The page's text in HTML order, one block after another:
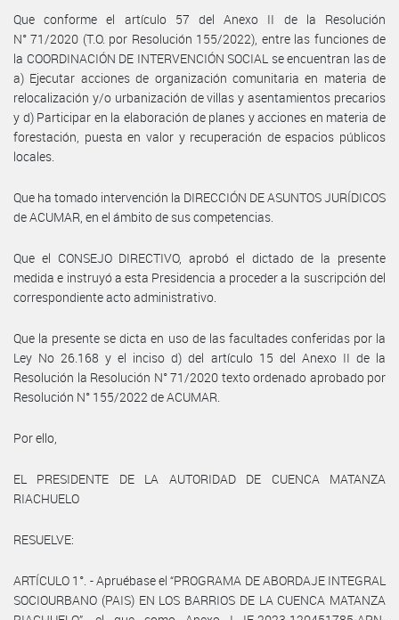
Que conforme el artículo 57 del Anexo II de la Resolución
N° 71/2020 (T.O. por Resolución 155/2022), entre las funciones de
la COORDINACIÓN DE INTERVENCIÓN SOCIAL se encuentran las de
a) Ejecutar acciones de organización comunitaria en materia de
relocalización y/o urbanización de villas y asentamientos precarios
y d) Participar en la elaboración de planes y acciones en materia de
forestación, puesta en valor y recuperación de espacios públicos
locales.
Que ha tomado intervención la DIRECCIÓN DE ASUNTOS JURÍDICOS
de ACUMAR, en el ámbito de sus competencias.
Que el CONSEJO DIRECTIVO, aprobó el dictado de la presente
medida e instruyó a esta Presidencia a proceder a la suscripción del
correspondiente acto administrativo.
Que la presente se dicta en uso de las facultades conferidas por la
Ley No 26.168 y el inciso d) del artículo 15 del Anexo II de la
Resolución la Resolución N° 71/2020 texto ordenado aprobado por
Resolución N° 155/2022 de ACUMAR.
Por ello,
EL PRESIDENTE DE LA AUTORIDAD DE CUENCA MATANZA
RIACHUELO
RESUELVE:
ARTÍCULO 1°. - Apruébase el “PROGRAMA DE ABORDAJE INTEGRAL
SOCIOURBANO (PAIS) EN LOS BARRIOS DE LA CUENCA MATANZA